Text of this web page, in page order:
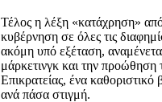
Τέλος η λέξη «κατάχρηση»
κυβέρνηση σε όλες τις
ακόμη υπό εξέταση,
μάρκετινγκ και την
Επικρατείας, ένα
ανά πάσα στιγμή.